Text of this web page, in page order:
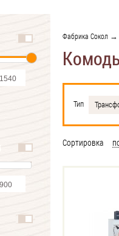
Фабрика Сокол →
Тип
Сортировка